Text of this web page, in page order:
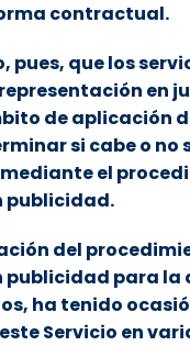
contractual.
pues, que los
en
de aplicación
si cabe o no
el
publicidad.
del
publicidad para
ha tenido
Servicio en